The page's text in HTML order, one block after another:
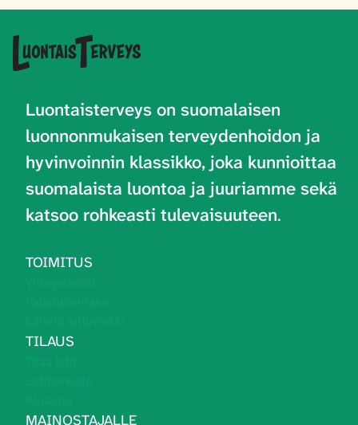
Luontaisterveys on suomalaisen
luonnonmukaisen terveydenhoidon ja
hyvinvoinnin klassikko, joka kunnioittaa
suomalaista luontoa ja juuriamme sekä
katsoo rohkeasti tulevaisuuteen.
TOIMITUS
TILAUS
MAINOSTAJALLE